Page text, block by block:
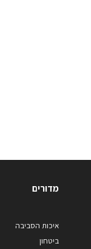
מדורים
איכות הסביבה
ביטחון